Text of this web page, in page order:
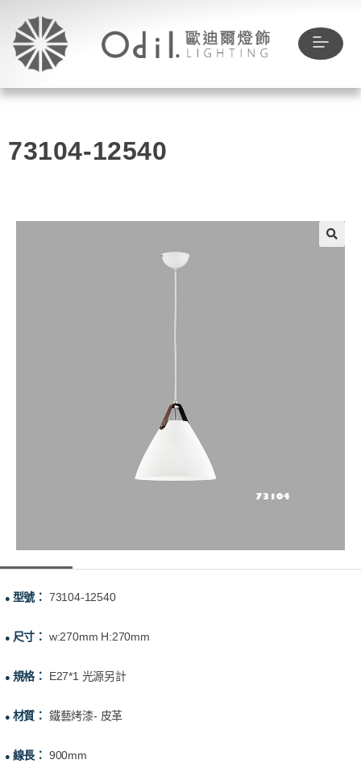
73104-12540
● 型號： 73104-12540
● 尺寸： w:270mm H:270mm
● 規格： E27*1 光源另計
● 材質： 鐵藝烤漆- 皮革
● 線長： 900mm